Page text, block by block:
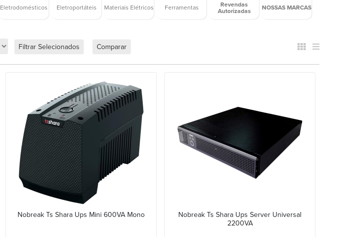
Eletrodomésticos Eletroportáteis Materiais Elétricos Ferramentas
Revendas
Autorizadas
NOSSAS MARCAS
Filtrar Selecionados Comparar
Nobreak Ts Shara Ups Mini 600VA Mono
Nobreak Ts Shara Ups Server Universal
2200VA